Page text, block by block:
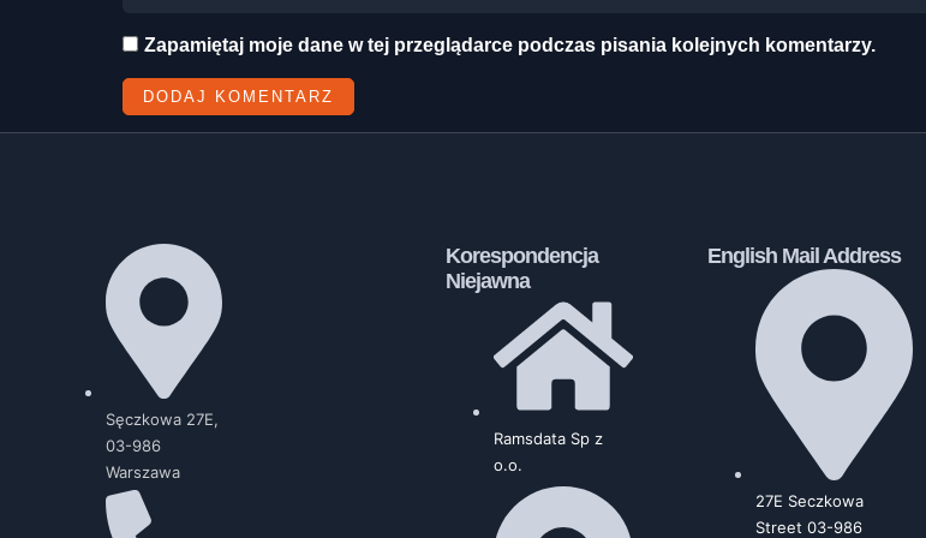
Zapamiętaj moje dane w tej przeglądarce podczas pisania kolejnych komentarzy.
Sęczkowa 27E,
03-986
Warszawa
Korespondencja
Niejawna
Ramsdata Sp z
o.o.
English Mail Address
27E Seczkowa
Street 03-986